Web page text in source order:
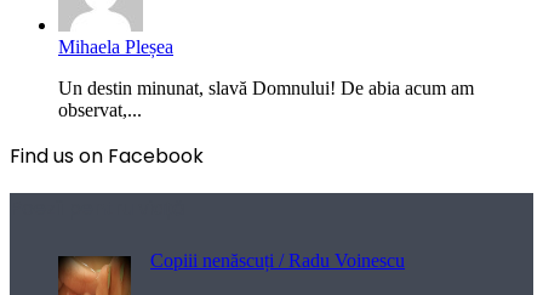
Mihaela Pleșea
Un destin minunat, slavă Domnului! De abia acum am
observat,...
Find us on Facebook
Copiii nenăscuți / Radu Voinescu